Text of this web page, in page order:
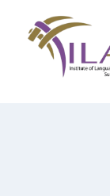
content